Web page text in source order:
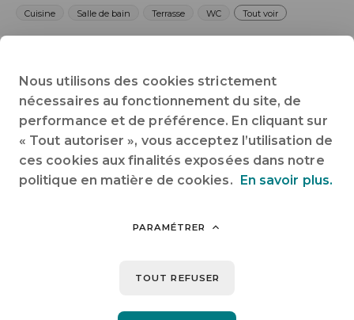
Cuisine
Salle de bain Terrasse WC Tout voir
Profitez gratuitement de toutes nos activités sur place : lac de
géocaching, animations et bien plus encore. Zéro supplément
surprise, que du bonheur !
Chalets vintages pour 5 personnes ouverts du 17/04 au
04/10/2026
2 nuits minimum
Nous utilisons des cookies strictement
nécessaires au fonctionnement du site, de
performance et de préférence. En cliquant sur
« Tout autoriser », vous acceptez l’utilisation de
ces cookies aux finalités exposées dans notre
politique en matière de cookies. En savoir plus.
PARAMÉTRER
TOUT REFUSER